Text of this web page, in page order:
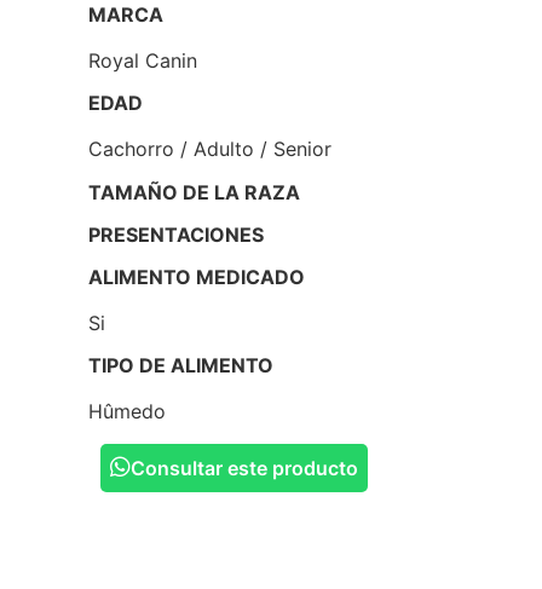
MARCA
Royal Canin
EDAD
Cachorro / Adulto / Senior
TAMAÑO DE LA RAZA
PRESENTACIONES
ALIMENTO MEDICADO
Si
TIPO DE ALIMENTO
Hûmedo
Consultar este producto